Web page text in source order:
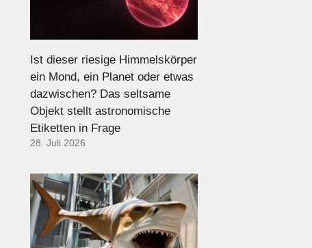
Ist dieser riesige Himmelskörper
ein Mond, ein Planet oder etwas
dazwischen? Das seltsame
Objekt stellt astronomische
Etiketten in Frage
28. Juli 2026